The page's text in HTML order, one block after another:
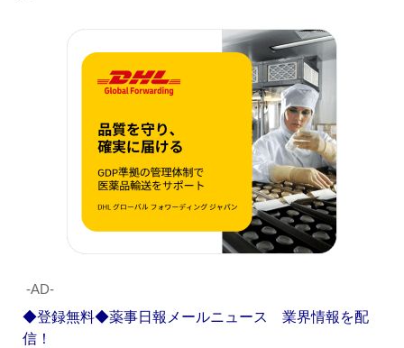
‐AD‐
◆登録無料◆薬事日報メールニュース 業界情報を配
信！